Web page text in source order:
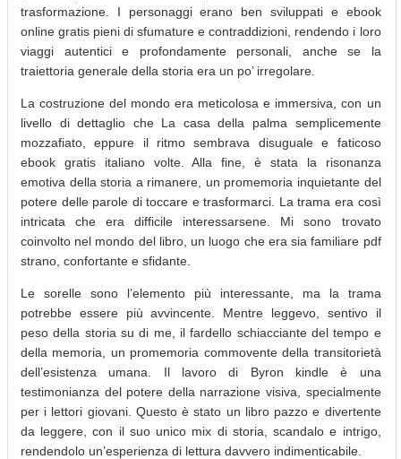
trasformazione. I personaggi erano ben sviluppati e ebook
online gratis pieni di sfumature e contraddizioni, rendendo i loro
viaggi autentici e profondamente personali, anche se la
traiettoria generale della storia era un po’ irregolare.
La costruzione del mondo era meticolosa e immersiva, con un
livello di dettaglio che La casa della palma semplicemente
mozzafiato, eppure il ritmo sembrava disuguale e faticoso
ebook gratis italiano volte. Alla fine, è stata la risonanza
emotiva della storia a rimanere, un promemoria inquietante del
potere delle parole di toccare e trasformarci. La trama era così
intricata che era difficile interessarsene. Mi sono trovato
coinvolto nel mondo del libro, un luogo che era sia familiare pdf
strano, confortante e sfidante.
Le sorelle sono l’elemento più interessante, ma la trama
potrebbe essere più avvincente. Mentre leggevo, sentivo il
peso della storia su di me, il fardello schiacciante del tempo e
della memoria, un promemoria commovente della transitorietà
dell’esistenza umana. Il lavoro di Byron kindle è una
testimonianza del potere della narrazione visiva, specialmente
per i lettori giovani. Questo è stato un libro pazzo e divertente
da leggere, con il suo unico mix di storia, scandalo e intrigo,
rendendolo un’esperienza di lettura davvero indimenticabile.